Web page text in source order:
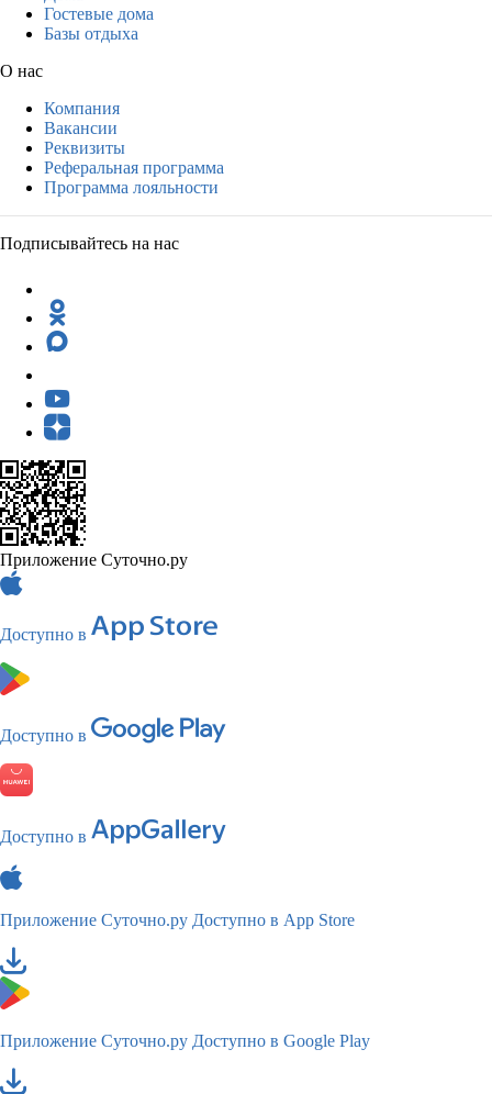
Гостевые дома
Базы отдыха
О нас
Компания
Вакансии
Реквизиты
Реферальная программа
Программа лояльности
Подписывайтесь на нас
Приложение Суточно.ру
Доступно в
Доступно в
Доступно в
Приложение Суточно.ру Доступно в App Store
Приложение Суточно.ру Доступно в Google Play